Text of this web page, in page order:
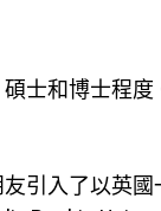
士和博士程度
引入了以英